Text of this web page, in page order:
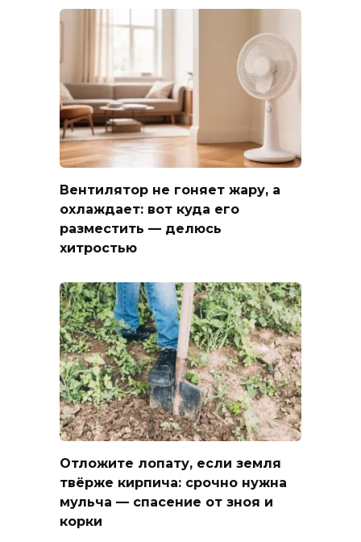
Вентилятор не гоняет жару, а
охлаждает: вот куда его
разместить — делюсь
хитростью
Отложите лопату, если земля
твёрже кирпича: срочно нужна
мульча — спасение от зноя и
корки